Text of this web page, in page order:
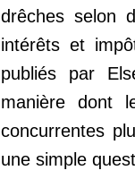
drêches selon
intérêts et
publiés par
manière dont
concurrentes
une simple